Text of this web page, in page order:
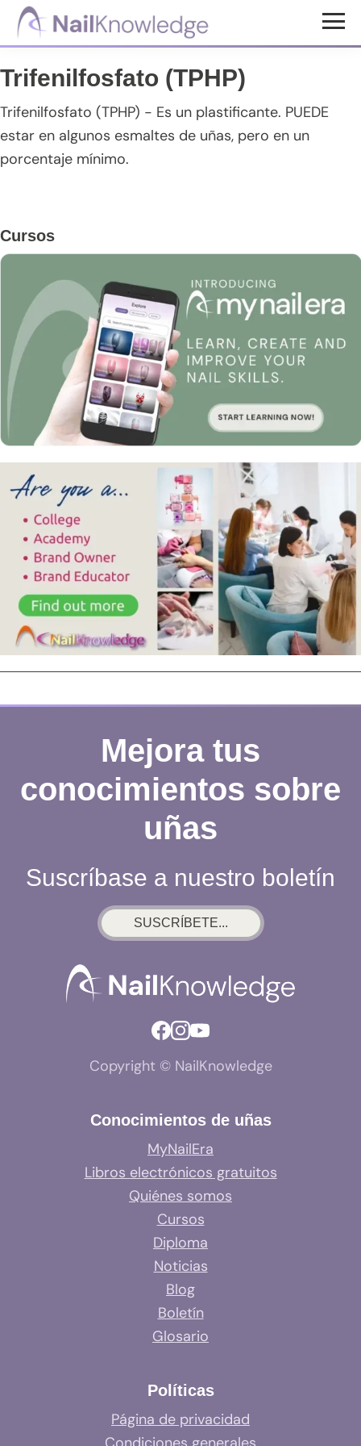
Saltar
principal
Saltar
barra
lateral
principal
Saltar
de
página
Conocimientos
de
uñas
Trifenilfosfato (TPHP)
Trifenilfosfato (TPHP) - Es un plastificante. PUEDE
estar en algunos esmaltes de uñas, pero en un
porcentaje mínimo.
Barra
lateral
principal
Cursos
Mejora tus
conocimientos sobre
uñas
Suscríbase a nuestro boletín
SUSCRÍBETE...
Copyright © NailKnowledge
Conocimientos de uñas
MyNailEra
Libros electrónicos gratuitos
Quiénes somos
Cursos
Diploma
Noticias
Blog
Boletín
Glosario
Políticas
Página de privacidad